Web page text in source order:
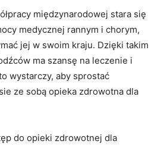
międzynarodowej stara się
medycznej rannym i chorym,
jej w swoim kraju. Dzięki takim
ma szansę na leczenie i
wystarczy, aby sprostać
ze sobą opieka zdrowotna dla
do opieki zdrowotnej dla